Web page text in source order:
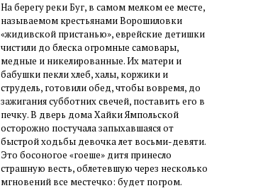
На берегу реки Буг, в самом мелком ее месте,
называемом крестьянами Ворошиловки
«жидивской пристанью», еврейские детишки
чистили до блеска огромные самовары,
медные и никелированные. Их матери и
бабушки пекли хлеб, халы, коржики и
струдель, готовили обед, чтобы вовремя, до
зажигания субботних свечей, поставить его в
печку. В дверь дома Хайки Ямпольской
осторожно постучала запыхавшаяся от
быстрой ходьбы девочка лет восьми-девяти.
Это босоногое «гоеше» дитя принесло
страшную весть, облетевшую через несколько
мгновений все местечко: будет погром.